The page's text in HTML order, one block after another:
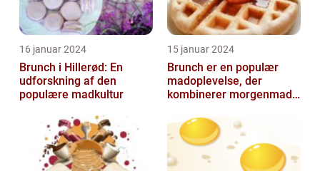
16 januar 2024
Brunch i Hillerød: En
udforskning af den
populære madkultur
15 januar 2024
Brunch er en populær
madoplevelse, der
kombinerer morgenmad
afslappet og hygg...